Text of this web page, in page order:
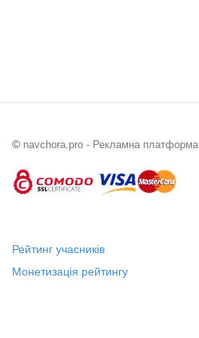
© navchora.pro - Рекламна платформа
Рейтинг учасників
Монетизація рейтингу